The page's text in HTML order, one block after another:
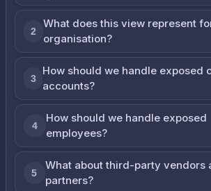
2
What does this view represent
organisation?
3
How should we handle exposed
accounts?
4
How should we handle exposed
employees?
5
What about third-party vendors
partners?